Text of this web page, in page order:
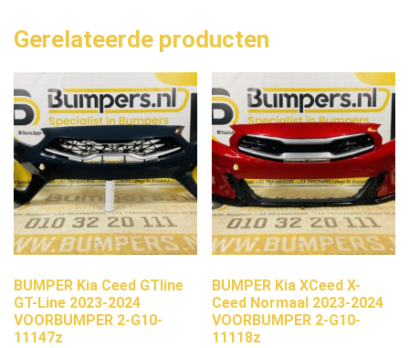
Gerelateerde producten
BUMPER Kia Ceed GTline
GT-Line 2023-2024
VOORBUMPER 2-G10-
11147z
BUMPER Kia XCeed X-
Ceed Normaal 2023-2024
VOORBUMPER 2-G10-
11118z